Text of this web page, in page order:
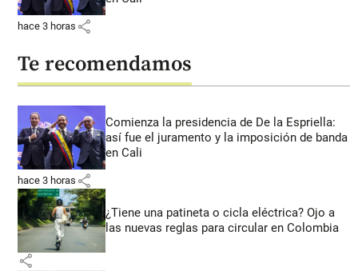
hace 3 horas share
Te recomendamos
Comienza la presidencia de De la Espriella:
así fue el juramento y la imposición de banda
en Cali
hace 3 horas share
¿Tiene una patineta o cicla eléctrica? Ojo a
las nuevas reglas para circular en Colombia
share